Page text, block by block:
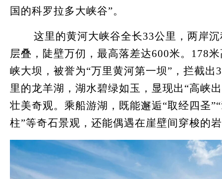
国的科罗拉多大峡谷”。
这里的黄河大峡谷全长33公里，两岸沉
层叠，陡壁万仞，最高落差达600米。178
峡大坝，被誉为“万里黄河第一坝”，拦截出
里的龙羊湖，湖水碧绿如玉，显现出“高峡
壮美奇观。乘船游湖，既能邂逅“取经四圣
柱”等奇石景观，还能偶遇在崖壁间穿梭的